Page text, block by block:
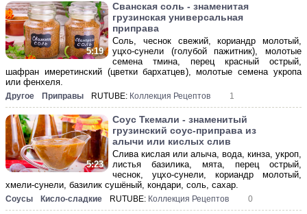
5:19
Сванская соль - знаменитая
грузинская универсальная
приправа
Соль, чеснок свежий, кориандр молотый,
уцхо-сунели (голубой пажитник), молотые
семена тмина, перец красный острый,
шафран имеретинский (цветки бархатцев), молотые семена укропа
или фенхеля.
Другое Приправы RUTUBE: Коллекция Рецептов 1
5:23
Соус Ткемали - знаменитый
грузинский соус-приправа из
алычи или кислых слив
Слива кислая или алыча, вода, кинза, укроп,
листья базилика, мята, перец острый,
чеснок, уцхо-сунели, кориандр молотый,
хмели-сунели, базилик сушёный, кондари, соль, сахар.
Соусы Кисло-сладкие RUTUBE: Коллекция Рецептов 0